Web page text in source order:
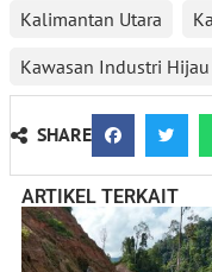
Kalimantan Utara
Kawasan Industri Hijau
SHARE
ARTIKEL TERKAIT